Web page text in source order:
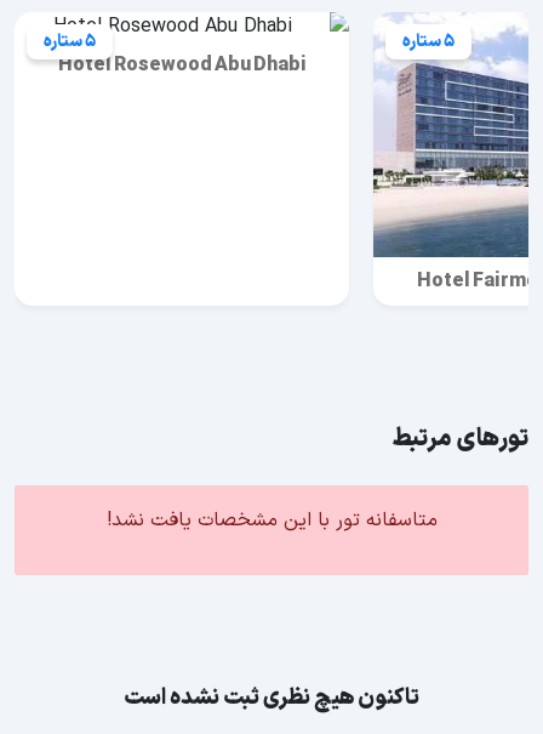
5 ستاره
Hotel
5 ستاره
Hotel Rosewood Abu Dhabi
تورهای مرتبط
متاسفانه تور با این مشخصات یافت نشد!
تاکنون هیچ نظری ثبت نشده است